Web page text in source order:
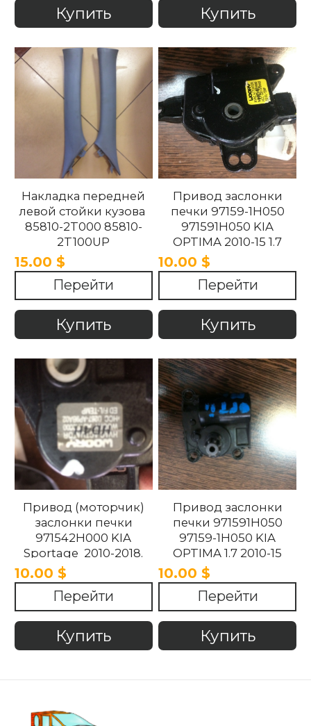
Купить Купить
Накладка передней
левой стойки кузова
85810-2T000 85810-
2T100UP
858102T100UP
858102T000 Kia
Optima 2010 -2015.
15.00 $
Перейти
Купить
Привод заслонки
печки 97159-1H050
971591H050 KIA
OPTIMA 2010-15 1.7
10.00 $
Перейти
Купить
Привод (моторчик)
заслонки печки
971542H000 KIA
Sportage 2010-2018.
10.00 $
Перейти
Купить
Привод заслонки
печки 971591H050
97159-1H050 KIA
OPTIMA 1.7 2010-15
10.00 $
Перейти
Купить